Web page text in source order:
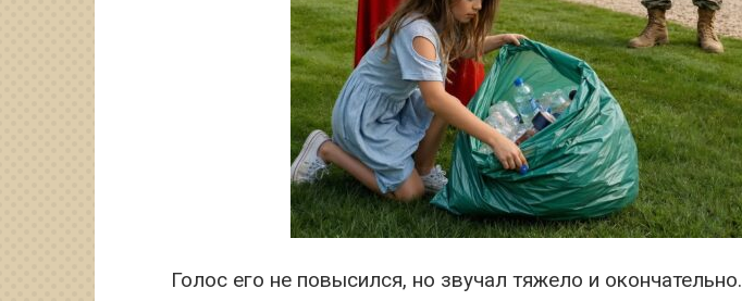
Голос его не повысился, но звучал тяжело и окончательно.